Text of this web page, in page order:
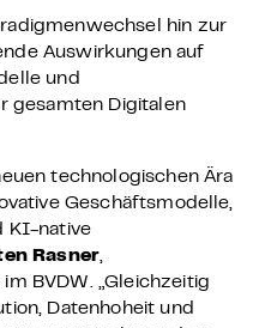
hin zur
Auswirkungen auf
und
gesamten Digitalen
technologischen Ära
Geschäftsmodelle,
KI-native
Rasner,
BVDW. „Gleichzeitig
Datenhoheit und